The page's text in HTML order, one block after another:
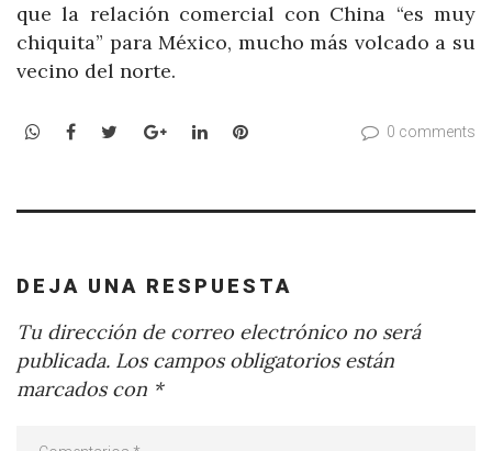
que la relación comercial con China “es muy
chiquita” para México, mucho más volcado a su
vecino del norte.
WhatsApp
Facebook
TwitterGoogle+LinkedInPinterest 0 comments
DEJA UNA RESPUESTA
Tu dirección de correo electrónico no será
publicada. Los campos obligatorios están
marcados con *